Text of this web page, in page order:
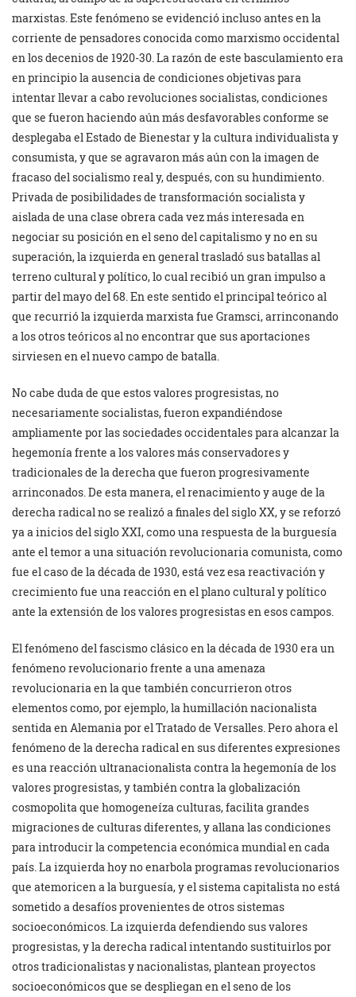
marxistas. Este fenómeno se evidenció incluso antes en la
corriente de pensadores conocida como marxismo occidental
en los decenios de 1920-30. La razón de este basculamiento era
en principio la ausencia de condiciones objetivas para
intentar llevar a cabo revoluciones socialistas, condiciones
que se fueron haciendo aún más desfavorables conforme se
desplegaba el Estado de Bienestar y la cultura individualista y
consumista, y que se agravaron más aún con la imagen de
fracaso del socialismo real y, después, con su hundimiento.
Privada de posibilidades de transformación socialista y
aislada de una clase obrera cada vez más interesada en
negociar su posición en el seno del capitalismo y no en su
superación, la izquierda en general trasladó sus batallas al
terreno cultural y político, lo cual recibió un gran impulso a
partir del mayo del 68. En este sentido el principal teórico al
que recurrió la izquierda marxista fue Gramsci, arrinconando
a los otros teóricos al no encontrar que sus aportaciones
sirviesen en el nuevo campo de batalla.
No cabe duda de que estos valores progresistas, no
necesariamente socialistas, fueron expandiéndose
ampliamente por las sociedades occidentales para alcanzar la
hegemonía frente a los valores más conservadores y
tradicionales de la derecha que fueron progresivamente
arrinconados. De esta manera, el renacimiento y auge de la
derecha radical no se realizó a finales del siglo XX, y se reforzó
ya a inicios del siglo XXI, como una respuesta de la burguesía
ante el temor a una situación revolucionaria comunista, como
fue el caso de la década de 1930, está vez esa reactivación y
crecimiento fue una reacción en el plano cultural y político
ante la extensión de los valores progresistas en esos campos.
El fenómeno del fascismo clásico en la década de 1930 era un
fenómeno revolucionario frente a una amenaza
revolucionaria en la que también concurrieron otros
elementos como, por ejemplo, la humillación nacionalista
sentida en Alemania por el Tratado de Versalles. Pero ahora el
fenómeno de la derecha radical en sus diferentes expresiones
es una reacción ultranacionalista contra la hegemonía de los
valores progresistas, y también contra la globalización
cosmopolita que homogeneíza culturas, facilita grandes
migraciones de culturas diferentes, y allana las condiciones
para introducir la competencia económica mundial en cada
país. La izquierda hoy no enarbola programas revolucionarios
que atemoricen a la burguesía, y el sistema capitalista no está
sometido a desafíos provenientes de otros sistemas
socioeconómicos. La izquierda defendiendo sus valores
progresistas, y la derecha radical intentando sustituirlos por
otros tradicionalistas y nacionalistas, plantean proyectos
socioeconómicos que se despliegan en el seno de los